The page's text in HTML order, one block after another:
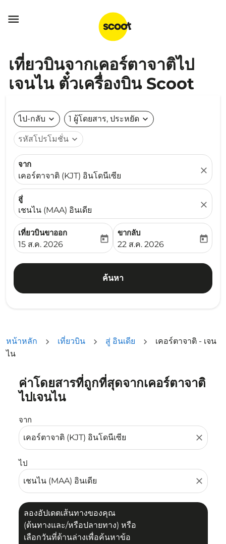

เที่ยวบินจากเคอร์ตาจาติไป
เจนไน ตั๋วเครื่องบิน Scoot
ไป-กลับ expand_more 1 ผู้โดยสาร, ประหยัด expand_more
รหัสโปรโมชั่น expand_more
จาก
เคอร์ตาจาติ (KJT) อินโดนีเซีย
close
สู่
เชนไน (MAA) อินเดีย
close
เที่ยวบินขาออก
fc-booking-departure-date-aria-label
15 ส.ค. 2026
today
ขากลับ
fc-booking-return-date-
22 ส.ค. 2026
today
ค้นหา
หน้าหลัก เที่ยวบิน สู่ อินเดีย
เคอร์ตาจาติ - เจน
ไน
ค่าโดยสารที่ถูกที่สุดจากเคอร์ตาจาติ
ไปเจนไน
จาก
close
ไป
close
ลองอัปเดตเส้นทางของคุณ
(ต้นทางและ/หรือปลายทาง) หรือ
เลือกวันที่ด้านล่างเพื่อค้นหาข้อ
ลองอัปเดตเส้นทางของคุณ (ต้นทางและ/หรือปลายทาง) หรื